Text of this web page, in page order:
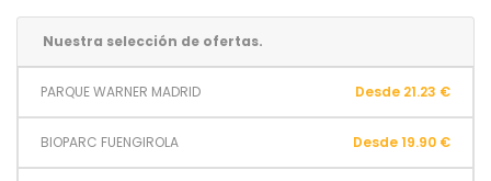
Nuestra selección de ofertas.
PARQUE WARNER MADRID Desde 21.23 €
BIOPARC FUENGIROLA Desde 19.90 €